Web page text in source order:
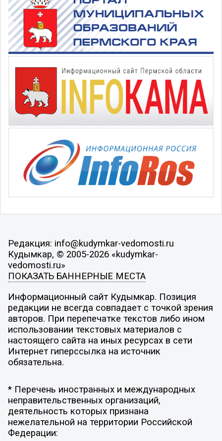
Редакция: info@kudymkar-vedomosti.ru
Кудымкар, © 2005-2026 «kudymkar-
vedomosti.ru»
ПОКАЗАТЬ БАННЕРНЫЕ МЕСТА
Информационный сайт Кудымкар. Позиция
редакции не всегда совпадает с точкой зрения
авторов. При перепечатке текстов либо ином
использовании текстовых материалов с
настоящего сайта на иных ресурсах в сети
Интернет гиперссылка на источник
обязательна.
* Перечень иностранных и международных
неправительственных организаций,
деятельность которых признана
нежелательной на территории Российской
Федерации: